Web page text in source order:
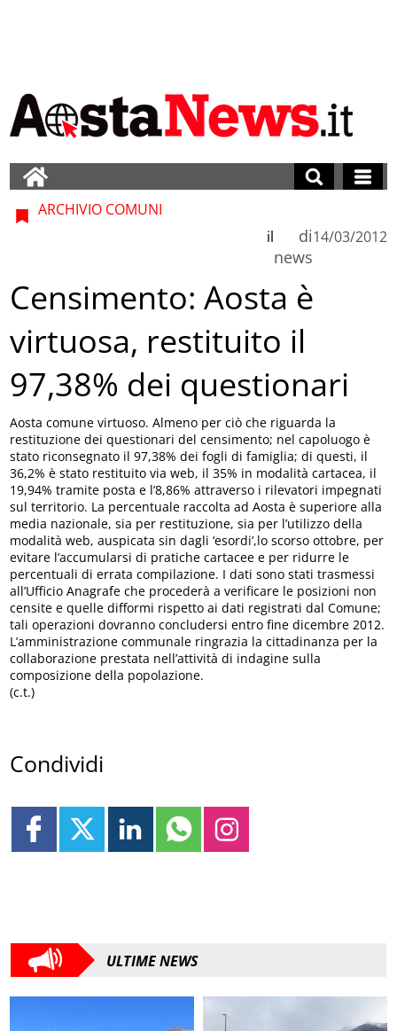
ARCHIVIO COMUNI
di
news
il 14/03/2012
Censimento: Aosta è
virtuosa, restituito il
97,38% dei questionari
Aosta comune virtuoso. Almeno per ciò che riguarda la
restituzione dei questionari del censimento; nel capoluogo è
stato riconsegnato il 97,38% dei fogli di famiglia; di questi, il
36,2% è stato restituito via web, il 35% in modalità cartacea, il
19,94% tramite posta e l’8,86% attraverso i rilevatori impegnati
sul territorio. La percentuale raccolta ad Aosta è superiore alla
media nazionale, sia per restituzione, sia per l’utilizzo della
modalità web, auspicata sin dagli ‘esordi’,lo scorso ottobre, per
evitare l’accumularsi di pratiche cartacee e per ridurre le
percentuali di errata compilazione. I dati sono stati trasmessi
all’Ufficio Anagrafe che procederà a verificare le posizioni non
censite e quelle difformi rispetto ai dati registrati dal Comune;
tali operazioni dovranno concludersi entro fine dicembre 2012.
L’amministrazione communale ringrazia la cittadinanza per la
collaborazione prestata nell’attività di indagine sulla
composizione della popolazione.
(c.t.)
Condividi
ULTIME NEWS